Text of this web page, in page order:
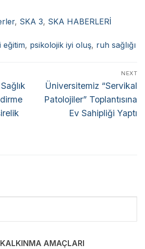
, SKA 3, SKA HABERLERİ
eğitim, psikolojik iyi oluş, ruh sağlığı
NEXT
Üniversitemiz “Servikal
Patolojiler” Toplantısına
Ev Sahipliği Yaptı
KALKINMA AMAÇLARI